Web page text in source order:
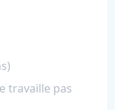
travaille pas